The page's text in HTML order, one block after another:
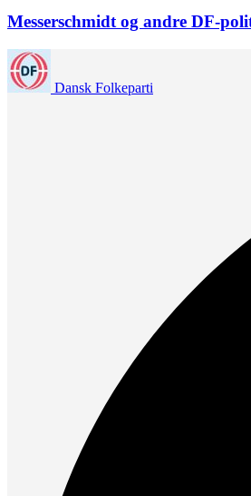
Messerschmidt og andre DF-
Dansk Folkeparti